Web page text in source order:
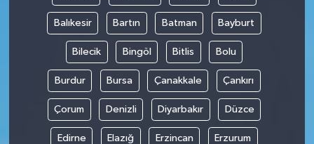
Balıkesir Bartın Batman Bayburt
Bilecik Bingöl Bitlis Bolu
Burdur Bursa Çanakkale Çankırı
Çorum Denizli Diyarbakır Düzce
Edirne Elazığ Erzincan Erzurum